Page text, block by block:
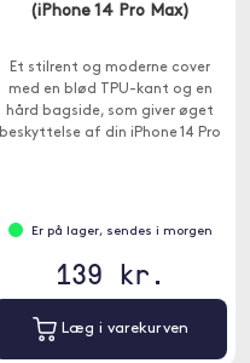
(iPhone 14 Pro Max)
Et stilrent og moderne cover
med en blød TPU-kant og en
hård bagside, som giver øget
beskyttelse af din iPhone 14 Pro
Er på lager, sendes i morgen
139 kr.
Læg i varekurven